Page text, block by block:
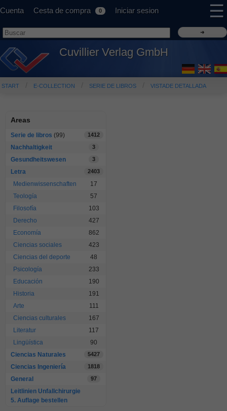
Cuenta Cesta de compra 0 Iniciar sesion ☰
Cuvillier Verlag GmbH
START E-COLLECTION SERIE DE LIBROS VISTADE DETALLADA
Areas
Serie de libros (99) 1412
Nachhaltigkeit 3
Gesundheitswesen 3
Letra 2403
Medienwissenschaften
17
Teología
57
Filosofía
103
Derecho
427
Economía
862
Ciencias sociales
423
Ciencias del deporte
48
Psicología
233
Educación
190
Historia
191
Arte
111
Ciencias culturales
167
Literatur
117
Lingüística
90
Ciencias Naturales
5427
Ciencias Ingeniería 1818
General 97
Leitlinien Unfallchirurgie
5. Auflage bestellen